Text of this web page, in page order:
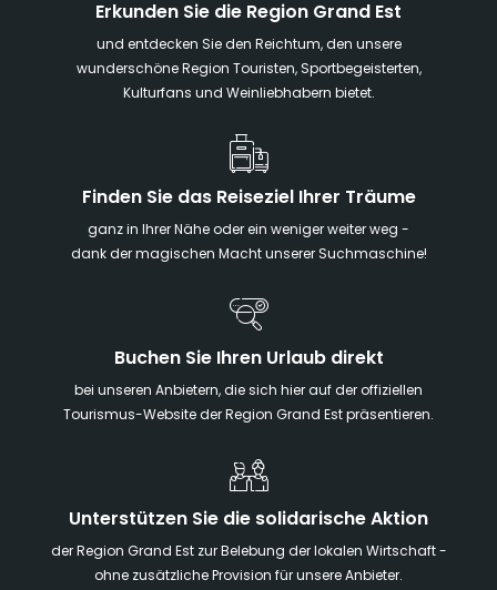
Erkunden Sie die Region Grand Est
und entdecken Sie den Reichtum, den unsere
wunderschöne Region Touristen, Sportbegeisterten,
Kulturfans und Weinliebhabern bietet.
Finden Sie das Reiseziel Ihrer Träume
ganz in Ihrer Nähe oder ein weniger weiter weg -
dank der magischen Macht unserer Suchmaschine!
Buchen Sie Ihren Urlaub direkt
bei unseren Anbietern, die sich hier auf der offiziellen
Tourismus-Website der Region Grand Est präsentieren.
Unterstützen Sie die solidarische Aktion
der Region Grand Est zur Belebung der lokalen Wirtschaft -
ohne zusätzliche Provision für unsere Anbieter.